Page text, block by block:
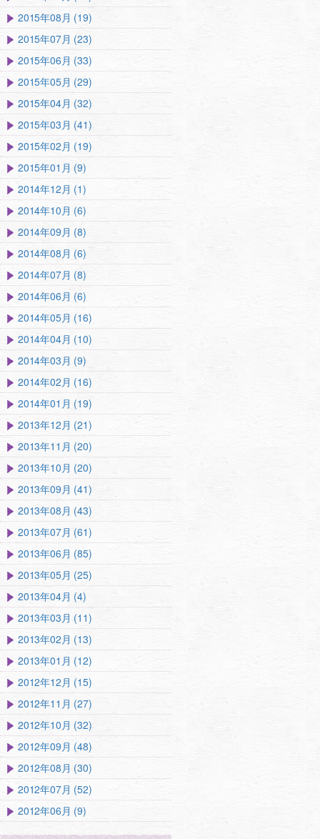
2015年08月 (19)
2015年07月 (23)
2015年06月 (33)
2015年05月 (29)
2015年04月 (32)
2015年03月 (41)
2015年02月 (19)
2015年01月 (9)
2014年12月 (1)
2014年10月 (6)
2014年09月 (8)
2014年08月 (6)
2014年07月 (8)
2014年06月 (6)
2014年05月 (16)
2014年04月 (10)
2014年03月 (9)
2014年02月 (16)
2014年01月 (19)
2013年12月 (21)
2013年11月 (20)
2013年10月 (20)
2013年09月 (41)
2013年08月 (43)
2013年07月 (61)
2013年06月 (85)
2013年05月 (25)
2013年04月 (4)
2013年03月 (11)
2013年02月 (13)
2013年01月 (12)
2012年12月 (15)
2012年11月 (27)
2012年10月 (32)
2012年09月 (48)
2012年08月 (30)
2012年07月 (52)
2012年06月 (9)